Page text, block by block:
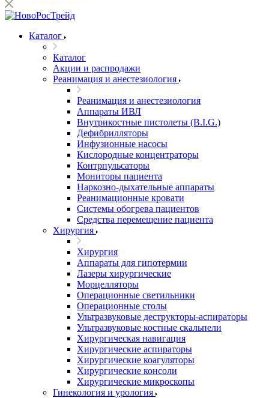
Каталог
Каталог
Акции и распродажи
Реанимация и анестезиология
Реанимация и анестезиология
Аппараты ИВЛ
Внутрикостные пистолеты (B.I.G.)
Дефибрилляторы
Инфузионные насосы
Кислородные концентраторы
Контрпульсаторы
Мониторы пациента
Наркозно-дыхательные аппараты
Реанимационные кровати
Системы обогрева пациентов
Средства перемещение пациента
Хирургия
Хирургия
Аппараты для гипотермии
Лазеры хирургические
Морцелляторы
Операционные светильники
Операционные столы
Ультразвуковые деструкторы-аспираторы
Ультразвуковые костные скальпели
Хирургическая навигация
Хирургические аспираторы
Хирургические коагуляторы
Хирургические консоли
Хирургические микроскопы
Гинекология и урология